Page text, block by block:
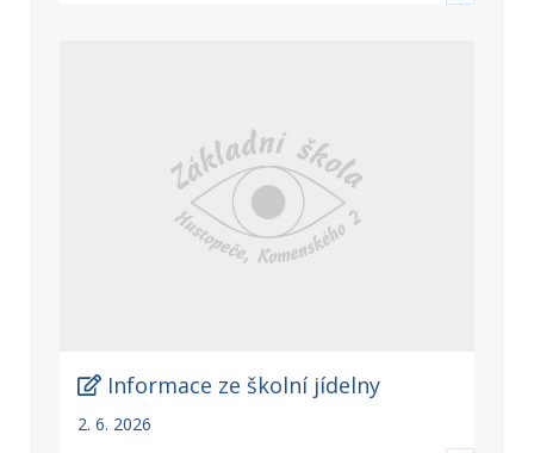
Informace ze školní jídelny
2. 6. 2026